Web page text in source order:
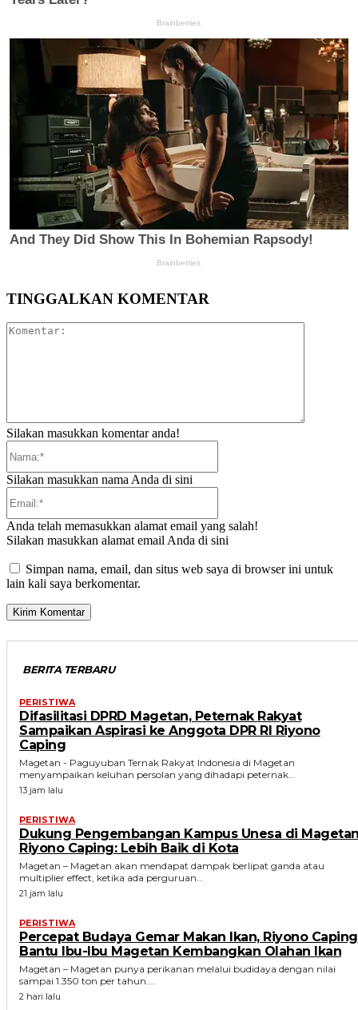
TINGGALKAN KOMENTAR
Silakan masukkan komentar anda!
Silakan masukkan nama Anda di sini
Anda telah memasukkan alamat email yang salah!
Silakan masukkan alamat email Anda di sini
Simpan nama, email, dan situs web saya di browser ini untuk
lain kali saya berkomentar.
BERITA TERBARU
PERISTIWA
Difasilitasi DPRD Magetan, Peternak Rakyat
Sampaikan Aspirasi ke Anggota DPR RI Riyono
Caping
Magetan - Paguyuban Ternak Rakyat Indonesia di Magetan
menyampaikan keluhan persolan yang dihadapi peternak...
13 jam lalu
PERISTIWA
Dukung Pengembangan Kampus Unesa di
Riyono Caping: Lebih Baik di Kota
Magetan – Magetan akan mendapat dampak berlipat ganda atau
multiplier effect, ketika ada perguruan...
21 jam lalu
PERISTIWA
Percepat Budaya Gemar Makan Ikan, Riyono Caping
Bantu Ibu-Ibu Magetan Kembangkan Olahan Ikan
Magetan – Magetan punya perikanan melalui budidaya dengan nilai
sampai 1.350 ton per tahun....
2 hari lalu